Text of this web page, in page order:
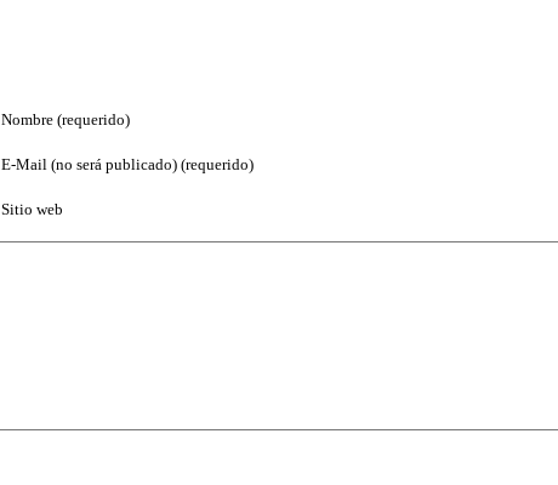
Nombre (requerido)
E-Mail (no será publicado) (requerido)
Sitio web